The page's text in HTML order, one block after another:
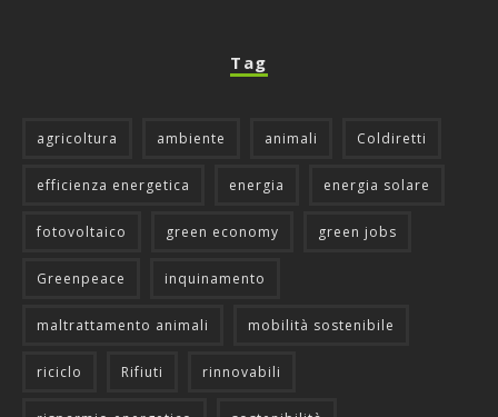
Tag
agricoltura ambiente animali Coldiretti
efficienza energetica energia energia solare
fotovoltaico green economy green jobs
Greenpeace inquinamento
maltrattamento animali mobilità sostenibile
riciclo Rifiuti rinnovabili